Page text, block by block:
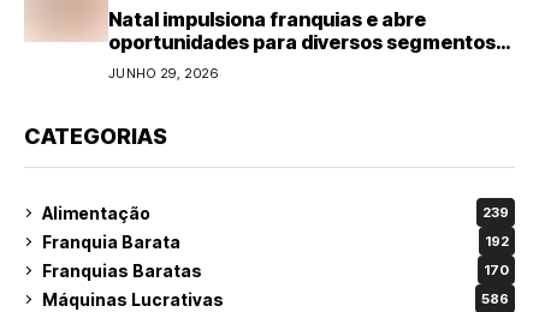
Natal impulsiona franquias e abre
oportunidades para diversos segmentos
do varejo
JUNHO 29, 2026
CATEGORIAS
Alimentação 239
Franquia Barata 192
Franquias Baratas 170
Máquinas Lucrativas 586